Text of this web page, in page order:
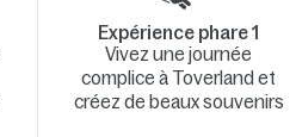
Expérience phare 1
Vivez une journée
complice à Toverland et
créez de beaux souvenirs